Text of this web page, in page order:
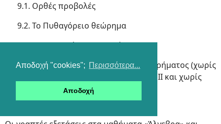
Αποδοχή "cookies"; Περισσότερα...
Αποδοχή
9.1. Ορθές προβολές
9.2. Το Πυθαγόρειο θεώρημα
9.3. Γεωμετρικές κατασκευές
9.4. Γενίκευση του Πυθαγόρειου θεωρήματος (χωρίς
την απόδειξη των θεωρημάτων Ι και ΙΙ και χωρίς
την εφαρμογή 2)